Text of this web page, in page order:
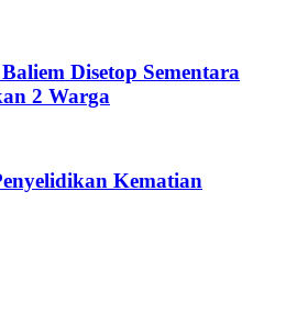
Disetop Sementara
2 Warga
Kematian